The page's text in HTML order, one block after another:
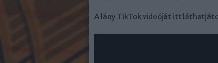
A lány TikTok videóját itt